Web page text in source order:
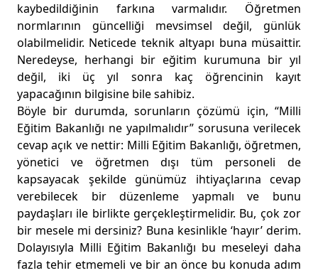
kaybedildiğinin farkına varmalıdır. Öğretmen
normlarının güncelliği mevsimsel değil, günlük
olabilmelidir. Neticede teknik altyapı buna müsaittir.
Neredeyse, herhangi bir eğitim kurumuna bir yıl
değil, iki üç yıl sonra kaç öğrencinin kayıt
yapacağının bilgisine bile sahibiz.
Böyle bir durumda, sorunların çözümü için, “Milli
Eğitim Bakanlığı ne yapılmalıdır” sorusuna verilecek
cevap açık ve nettir: Milli Eğitim Bakanlığı, öğretmen,
yönetici ve öğretmen dışı tüm personeli de
kapsayacak şekilde günümüz ihtiyaçlarına cevap
verebilecek bir düzenleme yapmalı ve bunu
paydaşları ile birlikte gerçekleştirmelidir. Bu, çok zor
bir mesele mi dersiniz? Buna kesinlikle ‘hayır’ derim.
Dolayısıyla Milli Eğitim Bakanlığı bu meseleyi daha
fazla tehir etmemeli ve bir an önce bu konuda adım